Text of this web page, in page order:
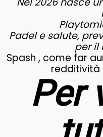
Padel e salute,
per il
Spash , come far
redditività
Per